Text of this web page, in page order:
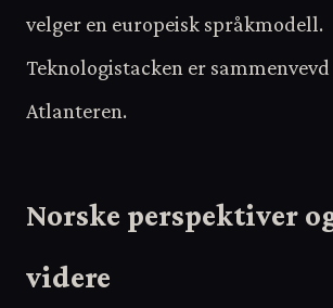
velger en europeisk språkmodell.
Teknologistacken er
Atlanteren.
Norske perspektiver
videre